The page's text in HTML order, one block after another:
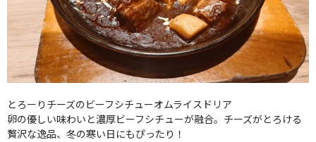
とろーりチーズのビーフシチューオムライスドリア
卵の優しい味わいと濃厚ビーフシチューが融合。チーズがとろける
贅沢な逸品、冬の寒い日にもぴったり！